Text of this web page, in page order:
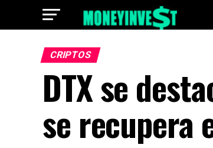
CRIPTOS
DTX se
se recupera